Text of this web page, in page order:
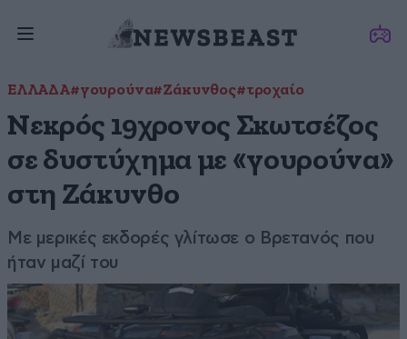
ΕΛΛΑΔΑ#γουρούνα#Ζάκυνθος#τροχαίο
Νεκρός 19χρονος Σκωτσέζος
σε δυστύχημα με «γουρούνα»
στη Ζάκυνθο
Με μερικές εκδορές γλίτωσε ο Βρετανός που
ήταν μαζί του